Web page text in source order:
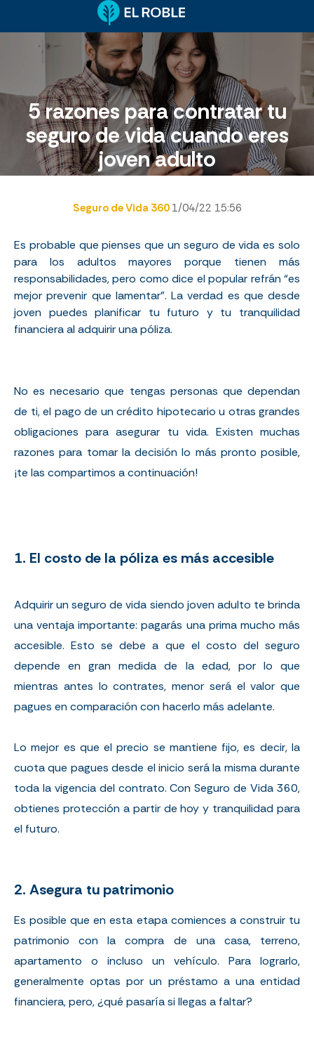
5 razones para contratar tu
seguro de vida cuando eres
joven adulto
Seguro de Vida 360 1/04/22 15:56
Es probable que pienses que un seguro de vida es solo
para los adultos mayores porque tienen más
responsabilidades, pero como dice el popular refrán “es
mejor prevenir que lamentar”. La verdad es que desde
joven puedes planificar tu futuro y tu tranquilidad
financiera al adquirir una póliza.
No es necesario que tengas personas que dependan
de ti, el pago de un crédito hipotecario u otras grandes
obligaciones para asegurar tu vida. Existen muchas
razones para tomar la decisión lo más pronto posible,
¡te las compartimos a continuación!
1. El costo de la póliza es más accesible
Adquirir un seguro de vida siendo joven adulto te brinda
una ventaja importante: pagarás una prima mucho más
accesible. Esto se debe a que el costo del seguro
depende en gran medida de la edad, por lo que
mientras antes lo contrates, menor será el valor que
pagues en comparación con hacerlo más adelante.
Lo mejor es que el precio se mantiene fijo, es decir, la
cuota que pagues desde el inicio será la misma durante
toda la vigencia del contrato. Con Seguro de Vida 360,
obtienes protección a partir de hoy y tranquilidad para
el futuro.
2. Asegura tu patrimonio
Es posible que en esta etapa comiences a construir tu
patrimonio con la compra de una casa, terreno,
apartamento o incluso un vehículo. Para lograrlo,
generalmente optas por un préstamo a una entidad
financiera, pero, ¿qué pasaría si llegas a faltar?